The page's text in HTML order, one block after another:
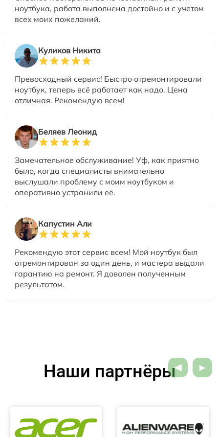
ноутбука, работа выполнена достойно и с учетом
всех моих пожеланий.
Куликов Никита
Превосходный сервис! Быстро отремонтировали
ноутбук, теперь всё работает как надо. Цена
отличная. Рекомендую всем!
Беляев Леонид
Замечательное обслуживание! Уф, как приятно
было, когда специалисты внимательно
выслушали проблему с моим ноутбуком и
оперативно устранили её.
Капустин Али
Рекомендую этот сервис всем! Мой ноутбук был
отремонтирован за один день, и мастера выдали
гарантию на ремонт. Я доволен полученным
результатом.
Наши партнёры